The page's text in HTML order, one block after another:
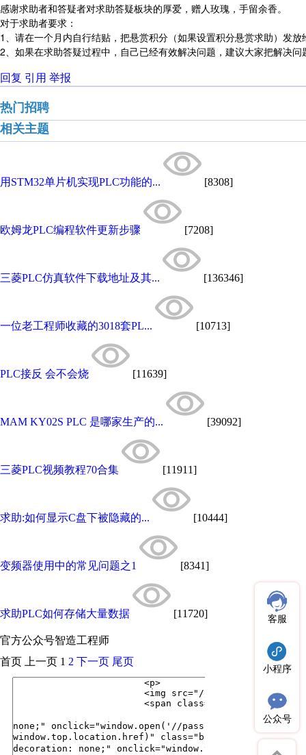
感谢求助者和答疑者对求助答疑板块的厚爱，赠人玫瑰，手留余香。
对于求助者要求：
1、请在一个月内自行结贴，把悬赏积分（如果设置积分悬赏求助）发放
2、如果在求助答疑过程中，自己已经有效解决问题，建议大家把解决
回复 引用 举报
热门招聘
相关主题
用STM32单片机实现PLC功能的... [8308]
欧姆龙PLC编程软件更新步骤 [7208]
三菱PLC仿真软件下载地址及其... [136346]
一位老工程师收藏的3018套PL... [10713]
PLC接反 会不会烧 [11639]
MAM KY02S PLC 是哪家生产的... [39092]
三菱PLC视频教程70合集 [11911]
求助:如何显示C盘下被隐藏的... [10444]
变频器使用中的常见问题之1 [8341]
求助PLC如何存储大量数据 [11720]
官方公众号智造工程师
客服
小程序
公众号
首页 上一页 1 2 下一页 尾页